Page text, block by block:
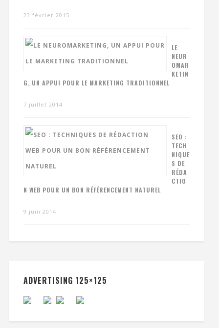
23 février 2015
LE
NEUR
OMAR
KETIN
G, UN APPUI POUR LE MARKETING TRADITIONNEL
7 juillet 2014
SEO :
TECH
NIQUE
S DE
RÉDA
CTIO
N WEB POUR UN BON RÉFÉRENCEMENT NATUREL
9 juin 2014
ADVERTISING 125×125